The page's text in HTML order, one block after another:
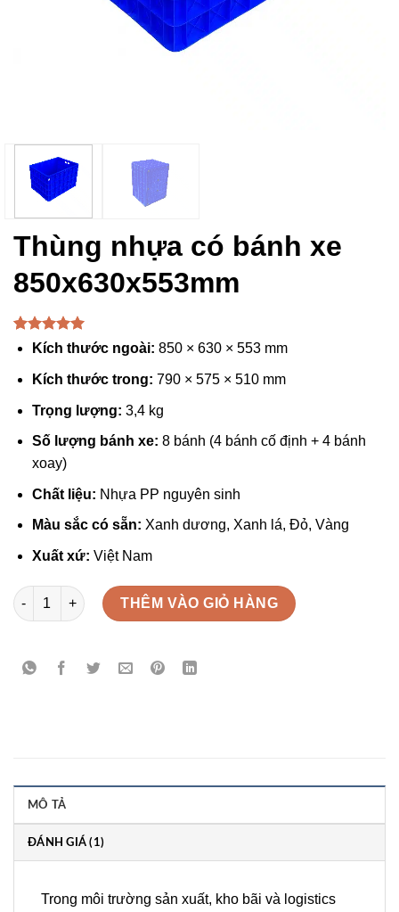
Thùng nhựa có bánh xe
850x630x553mm
5.00trên 5
1
đánh giá
Kích thước ngoài: 850 × 630 × 553 mm
Kích thước trong: 790 × 575 × 510 mm
Trọng lượng: 3,4 kg
Số lượng bánh xe: 8 bánh (4 bánh cố định + 4 bánh
xoay)
Chất liệu: Nhựa PP nguyên sinh
Màu sắc có sẵn: Xanh dương, Xanh lá, Đỏ, Vàng
Xuất xứ: Việt Nam
Thùng nhựa có bánh xe 850x630x553mm số lượng
THÊM VÀO GIỎ HÀNG
MÔ TẢ
ĐÁNH GIÁ (1)
Trong môi trường sản xuất, kho bãi và logistics